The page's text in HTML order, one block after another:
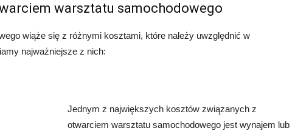
warsztatu samochodowego
wiąże się z różnymi kosztami, które należy uwzględnić w
najważniejsze z nich:
Jednym z największych kosztów związanych z
otwarciem warsztatu samochodowego jest wynajem lub